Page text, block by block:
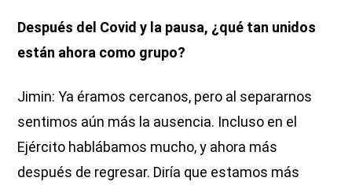
Después del Covid y la pausa, ¿qué tan unidos
están ahora como grupo?
Jimin: Ya éramos cercanos, pero al separarnos
sentimos aún más la ausencia. Incluso en el
Ejército hablábamos mucho, y ahora más
después de regresar. Diría que estamos más